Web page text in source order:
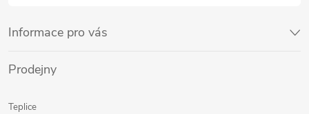
Informace pro vás
Prodejny
Teplice